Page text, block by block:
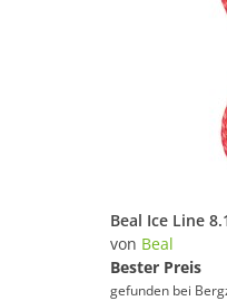
von Beal
Bester Preis
gefunden bei